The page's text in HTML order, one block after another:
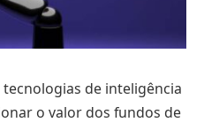
de inteligência
o valor dos fundos de